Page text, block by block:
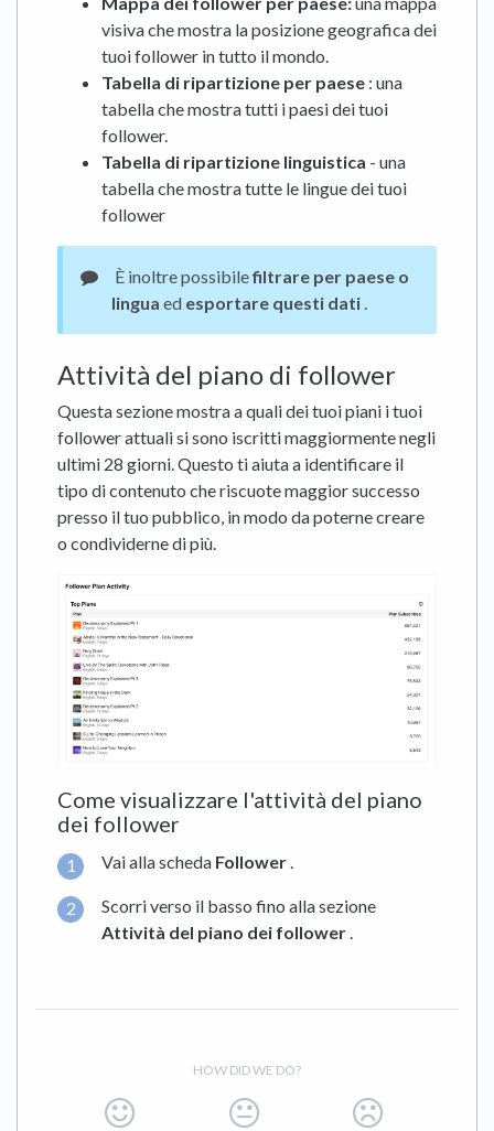
visiva che mostra la posizione geografica dei
tuoi follower in tutto il mondo.
Tabella di ripartizione per paese : una
tabella che mostra tutti i paesi dei tuoi
follower.
Tabella di ripartizione linguistica - una
tabella che mostra tutte le lingue dei tuoi
follower
È inoltre possibilefiltrare per paese o
lingua ed esportare questi dati .
Attività del piano di follower
Questa sezione mostra a quali dei tuoi piani i tuoi
follower attuali si sono iscritti maggiormente negli
ultimi 28 giorni. Questo ti aiuta a identificare il
tipo di contenuto che riscuote maggior successo
presso il tuo pubblico, in modo da poterne creare
o condividerne di più.
Come visualizzare l'attività del piano
dei follower
Vai alla scheda Follower.
Scorri verso il basso fino alla sezione
Attività del piano dei follower.
HOW DID WE DO?